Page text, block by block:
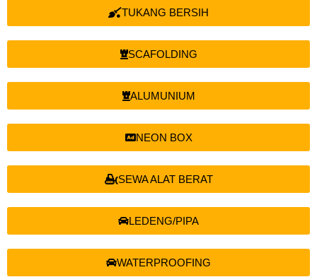
TUKANG BERSIH
SCAFOLDING
ALUMUNIUM
NEON BOX
SEWA ALAT BERAT
LEDENG/PIPA
WATERPROOFING